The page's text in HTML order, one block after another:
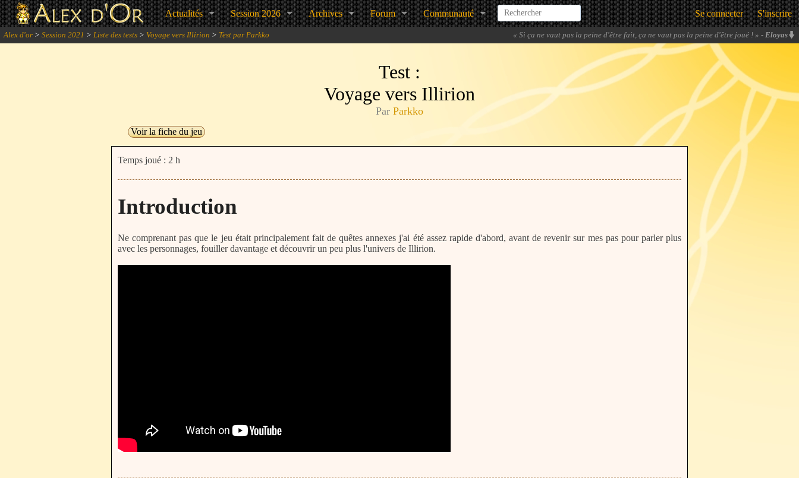
Actualités Session 2026 Archives Forum Communauté Se connecter S'inscrire
Alex d'or > Session 2021 > Liste des tests > Voyage vers Illirion > Test par Parkko « Si ça ne vaut pas la peine d'être fait, ça ne vaut pas la peine d'être joué ! » - Eloyas
Test :
Voyage vers Illirion
Par Parkko
Voir la fiche du jeu
Temps joué : 2 h
Introduction
Ne comprenant pas que le jeu était principalement fait de quêtes annexes j'ai été assez rapide d'abord, avant de revenir sur mes pas pour parler plus
avec les personnages, fouiller davantage et découvrir un peu plus l'univers de Illirion.